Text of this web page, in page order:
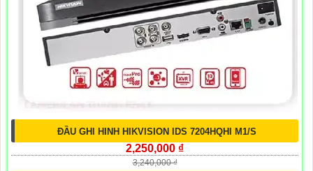
ĐẦU GHI HINH HIKVISION IDS 7204HQHI M1/S
2,250,000 ₫
3,240,000 ₫